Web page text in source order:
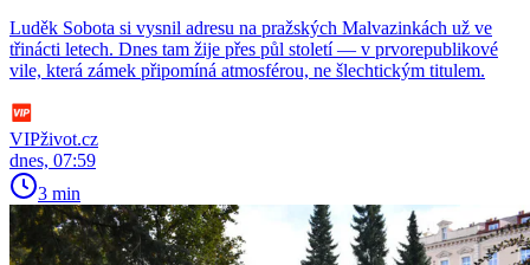
Luděk Sobota si vysnil adresu na pražských Malvazinkách už ve
třinácti letech. Dnes tam žije přes půl století — v prvorepublikové
vile, která zámek připomíná atmosférou, ne šlechtickým titulem.
VIPživot.cz
dnes, 07:59
3 min